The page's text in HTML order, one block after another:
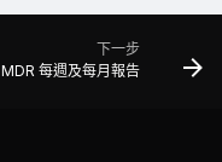
下一步
MDR 每週及每月報告